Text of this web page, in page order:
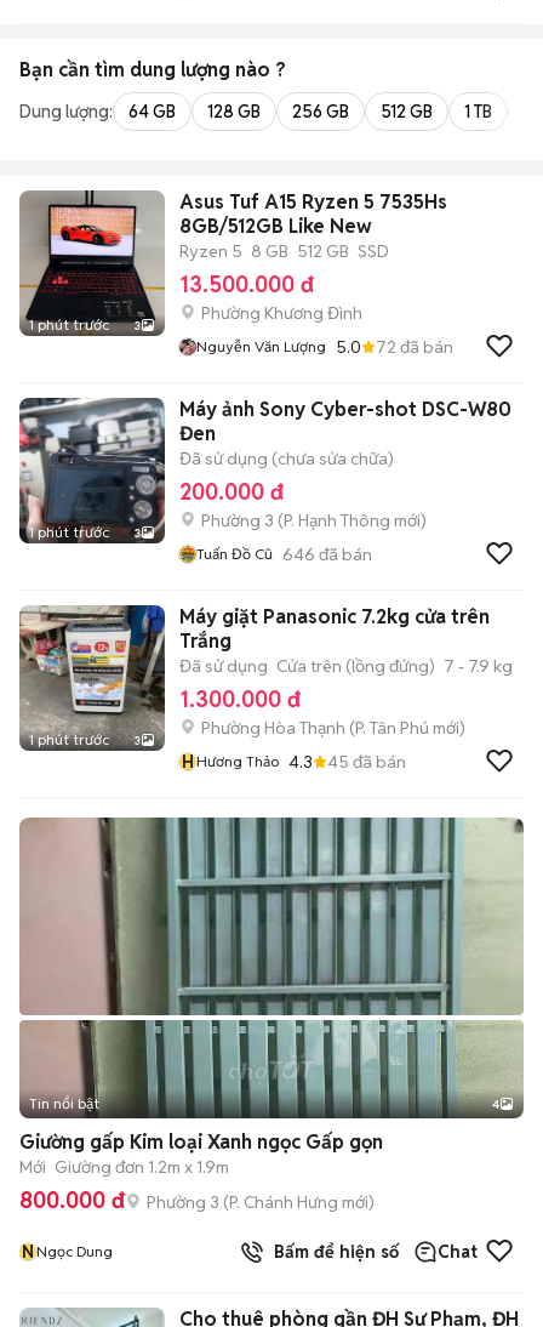
Bạn cần tìm dung lượng nào ?
Dung lượng: 64 GB 128 GB 256 GB 512 GB 1 TB
1 phút trước 3
Asus Tuf A15 Ryzen 5 7535Hs
8GB/512GB Like New
Ryzen 5 8 GB 512 GB SSD
13.500.000 đ
Phường Khương Đình
Nguyễn Văn Lượng 5.0 72 đã bán
1 phút trước 3
Máy ảnh Sony Cyber-shot DSC-W80
Đen
Đã sử dụng (chưa sửa chữa)
200.000 đ
Phường 3 (P. Hạnh Thông mới)
Tuấn Đồ Cũ 646 đã bán
1 phút trước 3
Máy giặt Panasonic 7.2kg cửa trên
Trắng
Đã sử dụng Cửa trên (lồng đứng) 7 - 7.9 kg
1.300.000 đ
Phường Hòa Thạnh (P. Tân Phú mới)
HHương Thảo 4.3 45 đã bán
Tin nổi bật 4
Giường gấp Kim loại Xanh ngọc Gấp gọn
Mới Giường đơn 1.2m x 1.9m
800.000 đ Phường 3 (P. Chánh Hưng mới)
NNgọc Dung Bấm để hiện số Chat
Cho thuê phòng gần ĐH Sư Phạm, ĐH